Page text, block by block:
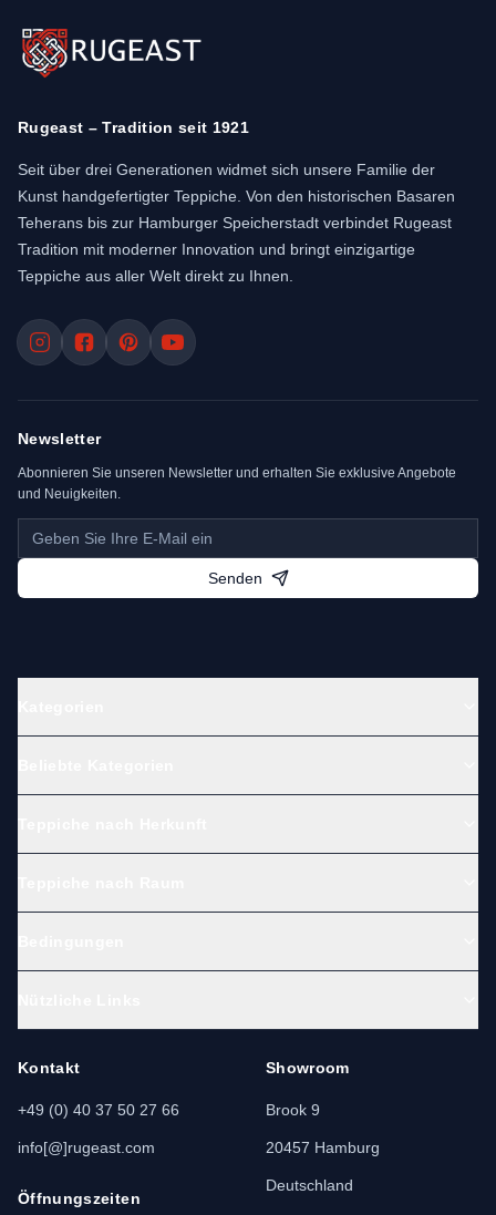
Rugeast – Tradition seit 1921
Seit über drei Generationen widmet sich unsere Familie der
Kunst handgefertigter Teppiche. Von den historischen Basaren
Teherans bis zur Hamburger Speicherstadt verbindet Rugeast
Tradition mit moderner Innovation und bringt einzigartige
Teppiche aus aller Welt direkt zu Ihnen.
Newsletter
Abonnieren Sie unseren Newsletter und erhalten Sie exklusive Angebote
und Neuigkeiten.
Senden
Kontakt
+49 (0) 40 37 50 27 66
info[@]rugeast.com
Öffnungszeiten
Showroom
Brook 9
20457 Hamburg
Deutschland